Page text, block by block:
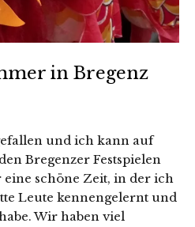
in Bregenz
und ich kann auf
Bregenzer Festspielen
eine schöne Zeit, in der ich
Leute kennengelernt und
Wir haben viel